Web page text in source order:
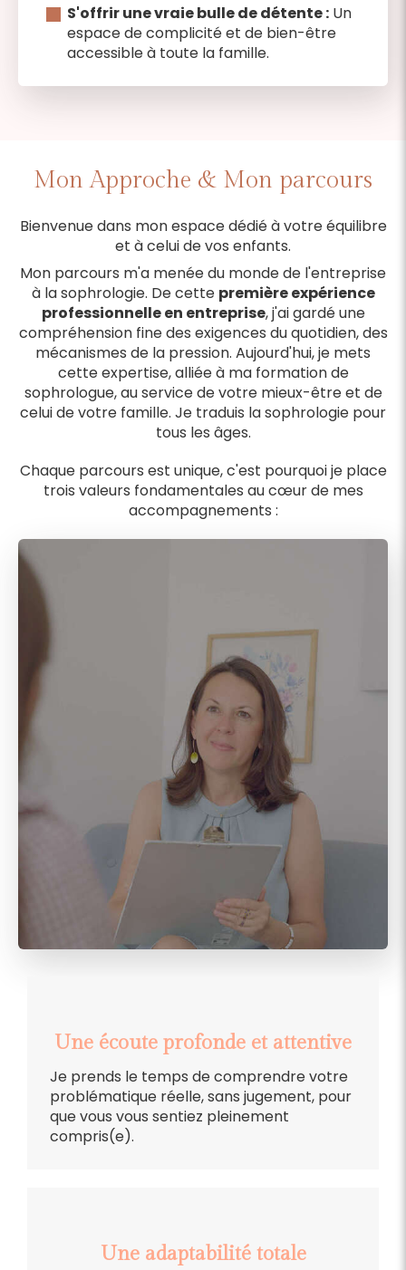
S'offrir une vraie bulle de détente :Un
espace de complicité et de bien-être
accessible à toute la famille.
Mon Approche & Mon parcours
Bienvenue dans mon espace dédié à votre équilibre
et à celui de vos enfants.
Mon parcours m'a menée du monde de l'entreprise
à la sophrologie. De cette première expérience
professionnelle en entreprise, j'ai gardé une
compréhension fine des exigences du quotidien, des
mécanismes de la pression. Aujourd'hui, je mets
cette expertise, alliée à ma formation de
sophrologue, au service de votre mieux-être et de
celui de votre famille. Je traduis la sophrologie pour
tous les âges.
Chaque parcours est unique, c'est pourquoi je place
trois valeurs fondamentales au cœur de mes
accompagnements :
Une écoute profonde et attentive
Je prends le temps de comprendre votre
problématique réelle, sans jugement, pour
que vous vous sentiez pleinement
compris(e).
Une adaptabilité totale